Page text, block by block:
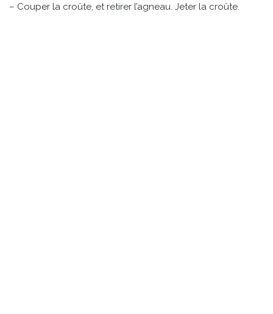
– Couper la croûte, et retirer l’agneau. Jeter la croûte.